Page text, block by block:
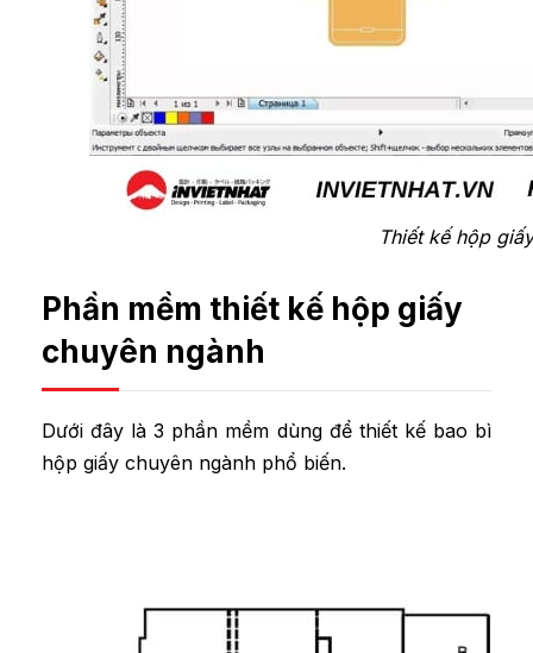
Thiết kế hộp
Phần mềm thiết kế hộp giấy
chuyên ngành
Dưới đây là 3 phần mềm dùng để thiết kế bao bì
hộp giấy chuyên ngành phổ biến.